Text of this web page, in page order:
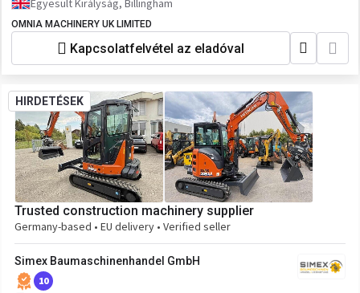
Egyesült Királyság, Billingham
OMNIA MACHINERY UK LIMITED
Kapcsolatfelvétel az eladóval
HIRDETÉSEK
Trusted construction machinery supplier
Germany-based • EU delivery • Verified seller
Simex Baumaschinenhandel GmbH
10